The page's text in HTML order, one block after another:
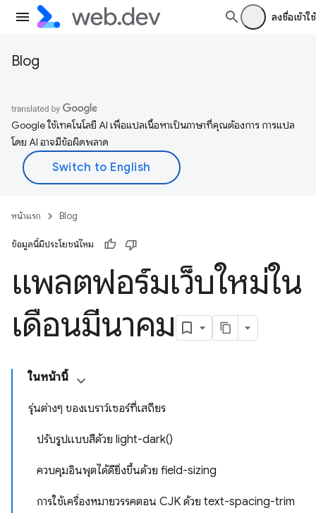
ลงชื่อเข้าใช้
Blog
Google ใช้เทคโนโลยี AI เพื่อแปลเนื้อหาเป็นภาษาที่คุณต้องการ การแปล
โดย AI อาจมีข้อผิดพลาด
หน้าแรก Blog
ข้อมูลนี้มีประโยชน์ไหม
แพลตฟอร์มเว็บใหม่ใน
เดือนมีนาคม
ในหน้านี้
รุ่นต่างๆ ของเบราว์เซอร์ที่เสถียร
ปรับรูปแบบสีด้วย light-dark()
ควบคุมอินพุตได้ดียิ่งขึ้นด้วย field-sizing
การใช้เครื่องหมายวรรคตอน CJK ด้วย text-spacing-trim